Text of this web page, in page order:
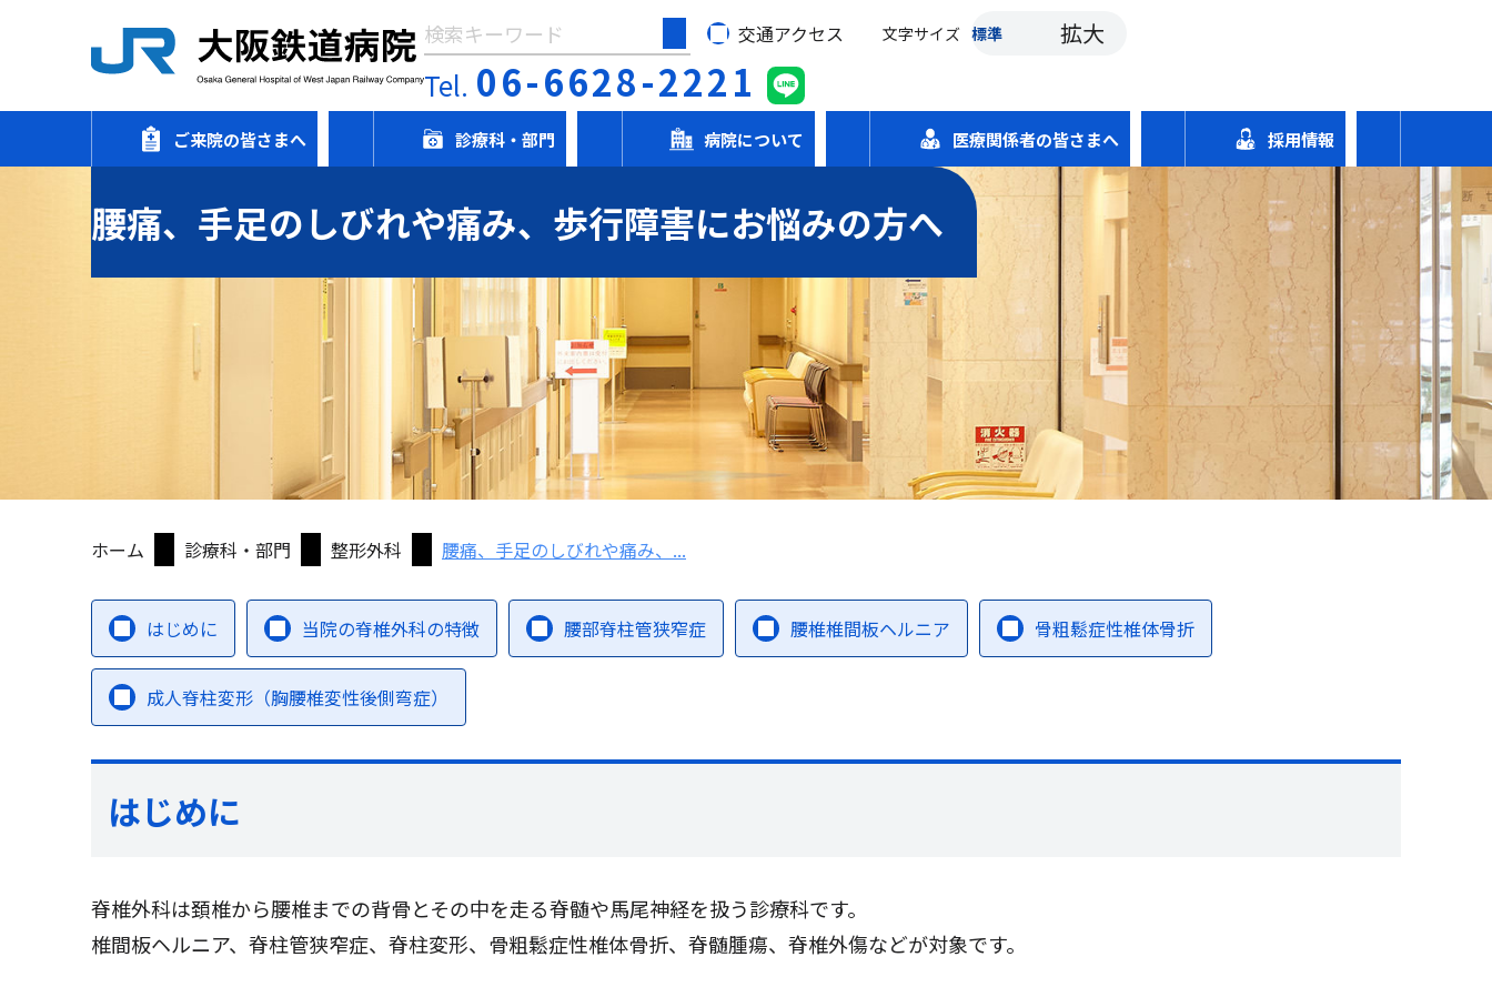
交通アクセス 文字サイズ 標準 拡大
Tel. 06-6628-2221
ご来院の皆さまへ 診療科・部門 病院について 医療関係者の皆さまへ 採用情報
腰痛、手足のしびれや痛み、歩行障害にお悩みの方へ
ホーム 診療科・部門 整形外科 腰痛、手足のしびれや痛み、...
はじめに 当院の脊椎外科の特徴 腰部脊柱管狭窄症 腰椎椎間板ヘルニア 骨粗鬆症性椎体骨折
成人脊柱変形（胸腰椎変性後側弯症）
はじめに
脊椎外科は頚椎から腰椎までの背骨とその中を走る脊髄や馬尾神経を扱う診療科です。
椎間板ヘルニア、脊柱管狭窄症、脊柱変形、骨粗鬆症性椎体骨折、脊髄腫瘍、脊椎外傷などが対象です。